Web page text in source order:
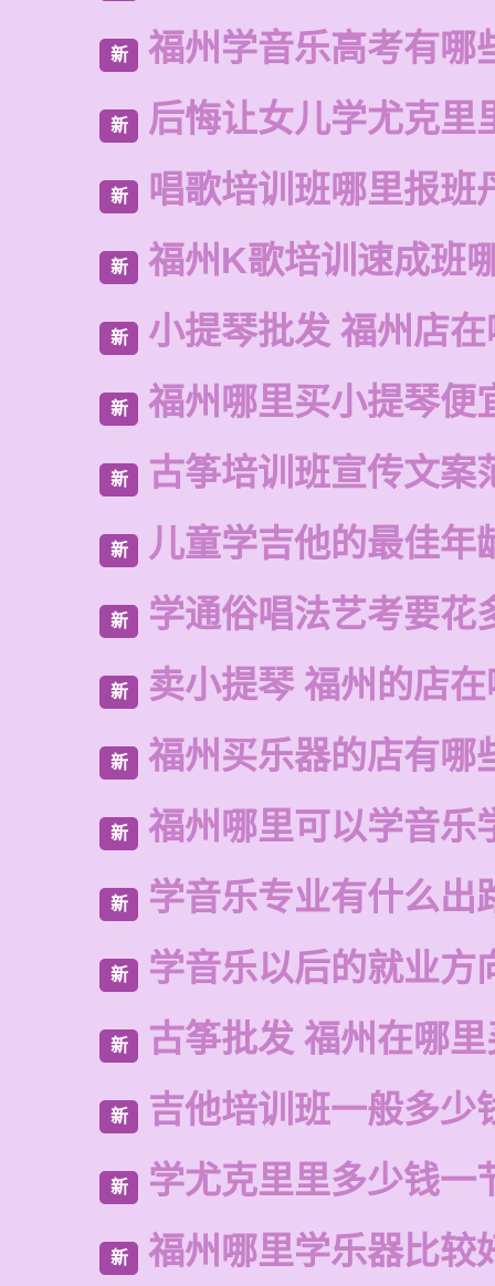
新 福州学音乐高考有哪
新 后悔让女儿学尤克里
新 唱歌培训班哪里报班
新 福州K歌培训速成班
新 小提琴批发 福州店
新 福州哪里买小提琴便
新 古筝培训班宣传文案
新 儿童学吉他的最佳年
新 学通俗唱法艺考要花
新 卖小提琴 福州的店
新 福州买乐器的店有哪
新 福州哪里可以学音乐
新 学音乐专业有什么出
新 学音乐以后的就业方
新 古筝批发 福州在哪
新 吉他培训班一般多少
新 学尤克里里多少钱一
新 福州哪里学乐器比较